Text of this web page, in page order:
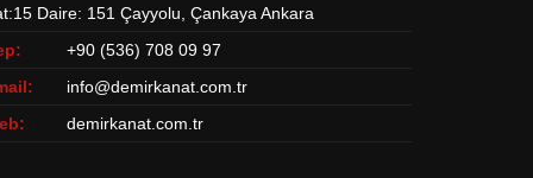
Daire: 151 Çayyolu, Çankaya Ankara
+90 (536) 708 09 97
info@demirkanat.com.tr
demirkanat.com.tr